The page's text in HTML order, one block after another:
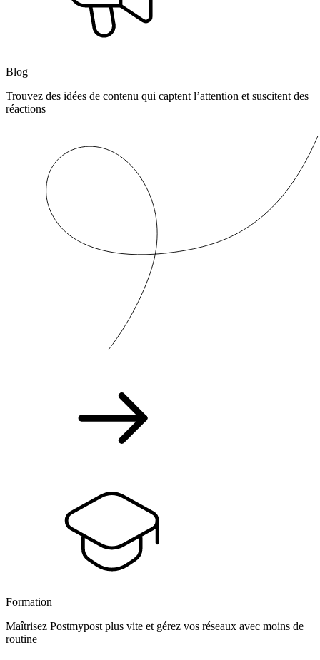
Blog
Trouvez des idées de contenu qui captent l’attention et suscitent des
réactions
Formation
Maîtrisez Postmypost plus vite et gérez vos réseaux avec moins de
routine